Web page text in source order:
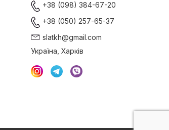
+38 (098) 384-67-20
+38 (050) 257-65-37
slatkh@gmail.com
Україна, Харків